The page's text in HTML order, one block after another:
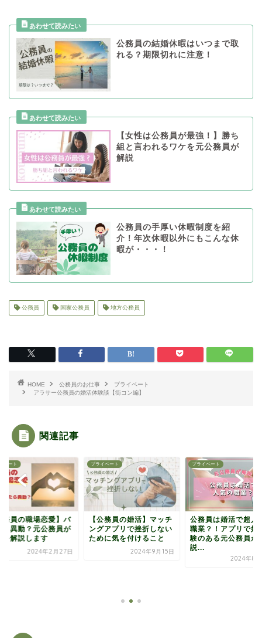
公務員の結婚休暇はいつまで取
れる？期限切れに注意！
【女性は公務員が最強！】勝ち
組と言われるワケを元公務員が
解説
公務員の手厚い休暇制度を紹
介！年次休暇以外にもこんな休
暇が・・・！
公務員 国家公務員 地方公務員
HOME 公務員のお仕事
プライベート
アラサー公務員の婚活体験談【街コン編】
関連記事
ベート
務員の職場恋愛】バ
と異動？元公務員が
を解説します
2024年2月27日
プライベート
【公務員の婚活】マッチ
ングアプリで挫折しない
ために気を付けること
2024年9月15日
プライベート
公務員は婚活で超人
職業？！アプリで婚
験のある元公務員が
説...
2024年8